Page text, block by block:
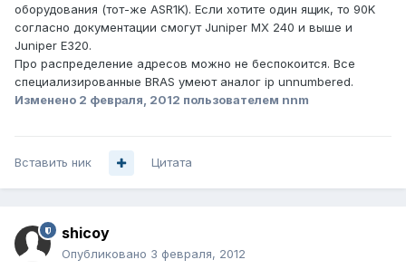
оборудования (тот-же ASR1K). Если хотите один ящик, то 90K
согласно документации смогут Juniper MX 240 и выше и
Juniper E320.
Про распределение адресов можно не беспокоится. Все
специализированные BRAS умеют аналог ip unnumbered.
Изменено 2 февраля, 2012 пользователем nnm
Вставить ник Цитата
shicoy
Опубликовано 3 февраля, 2012